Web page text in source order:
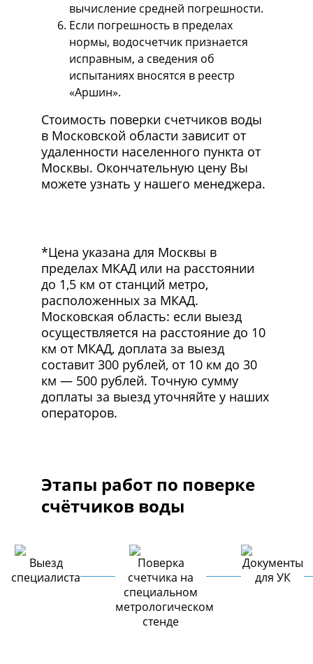
вычисление средней погрешности.
Если погрешность в пределах
нормы, водосчетчик признается
исправным, а сведения об
испытаниях вносятся в реестр
«Аршин».
Стоимость поверки счетчиков воды
в Московской области зависит от
удаленности населенного пункта от
Москвы. Окончательную цену Вы
можете узнать у нашего менеджера.
*Цена указана для Москвы в
пределах МКАД или на расстоянии
до 1,5 км от станций метро,
расположенных за МКАД.
Московская область: если выезд
осуществляется на расстояние до 10
км от МКАД, доплата за выезд
составит 300 рублей, от 10 км до 30
км — 500 рублей. Точную сумму
доплаты за выезд уточняйте у наших
операторов.
Этапы работ по поверке
счётчиков воды
Выезд
специалиста
Поверка
счетчика на
специальном
метрологическом
стенде
Документы
для УК